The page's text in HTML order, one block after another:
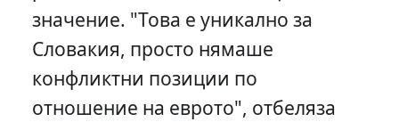
значение. "Това е уникално за
Словакия, просто нямаше
конфликтни позиции по
отношение на еврото", отбеляза